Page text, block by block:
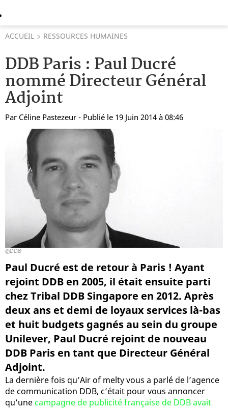
ACCUEIL RESSOURCES HUMAINES
DDB Paris : Paul Ducré
nommé Directeur Général
Adjoint
Par Céline Pastezeur - Publié le 19 Juin 2014 à 08:46
DDB
Paul Ducré est de retour à Paris ! Ayant
rejoint DDB en 2005, il était ensuite parti
chez Tribal DDB Singapore en 2012. Après
deux ans et demi de loyaux services là-bas
et huit budgets gagnés au sein du groupe
Unilever, Paul Ducré rejoint de nouveau
DDB Paris en tant que Directeur Général
Adjoint.
La dernière fois qu’Air of melty vous a parlé de l’agence
de communication DDB, c’était pour vous annoncer
qu’une campagne de publicité française de DDB avait